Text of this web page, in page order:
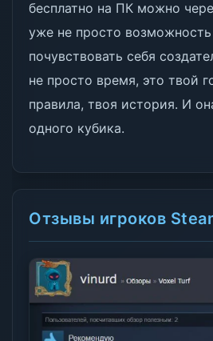
бесплатно на ПК можно
уже не просто
почувствовать себя
не просто время, это твой
правила, твоя история. И
одного кубика.
Отзывы игроков